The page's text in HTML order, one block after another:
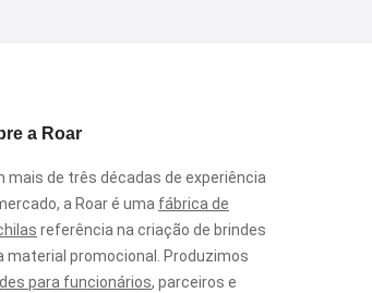
a Roar
mais de três décadas de experiência
a Roar é uma fábrica de
referência na criação de brindes
material promocional. Produzimos
para funcionários, parceiros e